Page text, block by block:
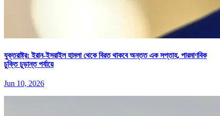
যুক্তরাষ্ট্র: ইরান-ইসরাইল হামলা থেকে বিরত থাকবে অন্তত এক সপ্তাহ, পারমাণবিক
চুক্তি চূড়ান্ত পর্যায়ে
Jun 10, 2026